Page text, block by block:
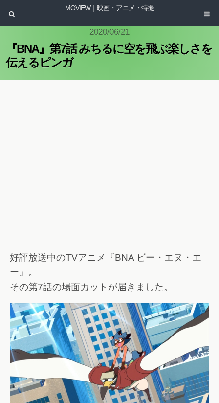
MOVIEW｜映画・アニメ・特撮
2020/06/21
『BNA』第7話 みちるに空を飛ぶ楽しさを
伝えるピンガ
好評放送中のTVアニメ『BNA ビー・エヌ・エ
ー』。
その第7話の場面カットが届きました。